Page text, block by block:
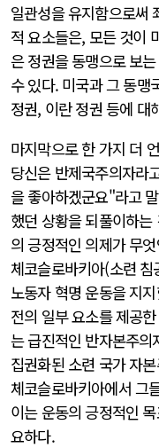
일관성을 유지함으로써
적 요소들은, 모든 것이
은 정권을 동맹으로 보
수 있다. 미국과 그 동맹
정권, 이란 정권 등에 대
마지막으로 한 가지 더
당신은 반제국주의자라
을 좋아하겠군요"라고
했던 상황을 되풀이하
의 긍정적인 의제가 무
체코슬로바키아(소련
노동자 혁명 운동을 지
전의 일부 요소를 제공
는 급진적인 반자본주
집권화된 소련 국가 자
체코슬로바키아에서 그
이는 운동의 긍정적인
요하다.